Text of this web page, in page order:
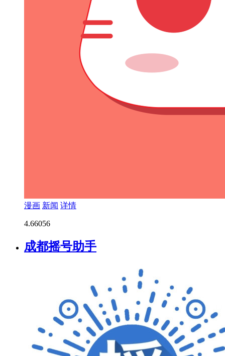
漫画 新闻 详情
4.66056
成都摇号助手